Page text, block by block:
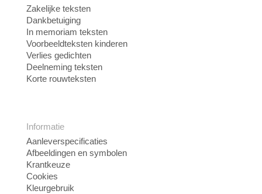
Zakelijke teksten
Dankbetuiging
In memoriam teksten
Voorbeeldteksten kinderen
Verlies gedichten
Deelneming teksten
Korte rouwteksten
Informatie
Aanleverspecificaties
Afbeeldingen en symbolen
Krantkeuze
Cookies
Kleurgebruik